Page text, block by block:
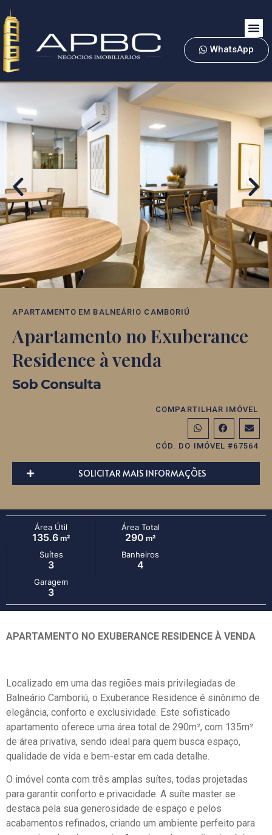
WhatsApp
APARTAMENTO EM BALNEÁRIO CAMBORIÚ
Apartamento no Exuberance
Residence à venda
Sob Consulta
COMPARTILHAR IMÓVEL
CÓD. DO IMÓVEL #67564
SOLICITAR MAIS INFORMAÇÕES
Área Útil
135.6m²
Área Total
290 m²
Suítes
3
Banheiros
4
Garagem
3
APARTAMENTO NO EXUBERANCE RESIDENCE À VENDA
Localizado em uma das regiões mais privilegiadas de
Balneário Camboriú, o Exuberance Residence é sinônimo de
elegância, conforto e exclusividade. Este sofisticado
apartamento oferece uma área total de 290m², com 135m²
de área privativa, sendo ideal para quem busca espaço,
qualidade de vida e bem-estar em cada detalhe.
O imóvel conta com três amplas suítes, todas projetadas
para garantir conforto e privacidade. A suíte master se
destaca pela sua generosidade de espaço e pelos
acabamentos refinados, criando um ambiente perfeito para